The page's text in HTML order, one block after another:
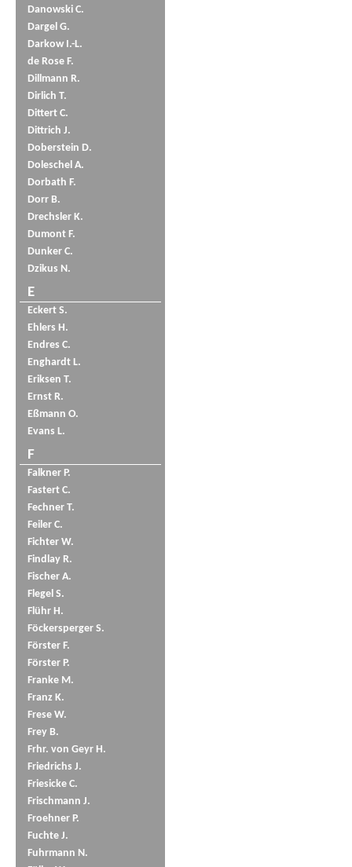
Danowski C.
Dargel G.
Darkow I.-L.
de Rose F.
Dillmann R.
Dirlich T.
Dittert C.
Dittrich J.
Doberstein D.
Doleschel A.
Dorbath F.
Dorr B.
Drechsler K.
Dumont F.
Dunker C.
Dzikus N.
E
Eckert S.
Ehlers H.
Endres C.
Enghardt L.
Eriksen T.
Ernst R.
Eßmann O.
Evans L.
F
Falkner P.
Fastert C.
Fechner T.
Feiler C.
Fichter W.
Findlay R.
Fischer A.
Flegel S.
Flühr H.
Föckersperger S.
Förster F.
Förster P.
Franke M.
Franz K.
Frese W.
Frey B.
Frhr. von Geyr H.
Friedrichs J.
Friesicke C.
Frischmann J.
Froehner P.
Fuchte J.
Fuhrmann N.